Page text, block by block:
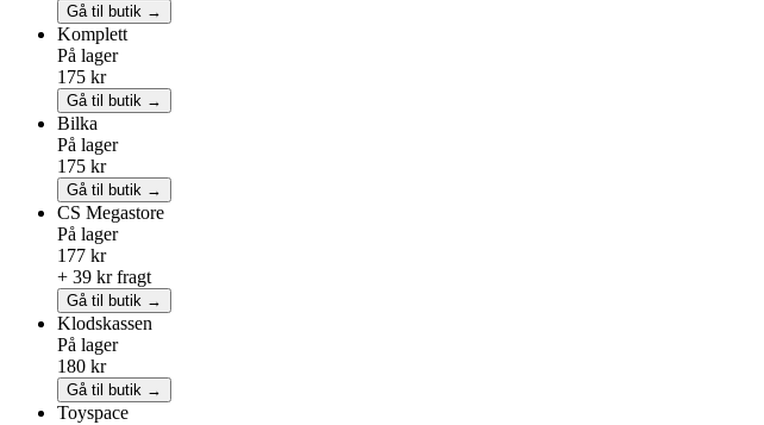
Gå til butik →
Komplett
På lager
175 kr
Gå til butik →
Bilka
På lager
175 kr
Gå til butik →
CS Megastore
På lager
177 kr
+ 39 kr fragt
Gå til butik →
Klodskassen
På lager
180 kr
Gå til butik →
Toyspace